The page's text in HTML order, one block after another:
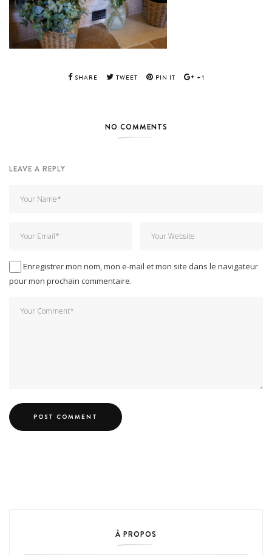
SHARE TWEET PIN IT +1
NO COMMENTS
LEAVE A REPLY
Enregistrer mon nom, mon e-mail et mon site dans le navigateur
pour mon prochain commentaire.
À PROPOS